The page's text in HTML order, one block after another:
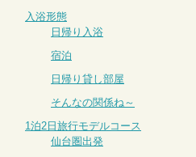
入浴形態
日帰り入浴
宿泊
日帰り貸し部屋
そんなの関係ね～
1泊2日旅行モデルコース
仙台圏出発